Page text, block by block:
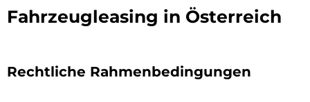
Fahrzeugleasing in Österreich
Rechtliche Rahmenbedingungen